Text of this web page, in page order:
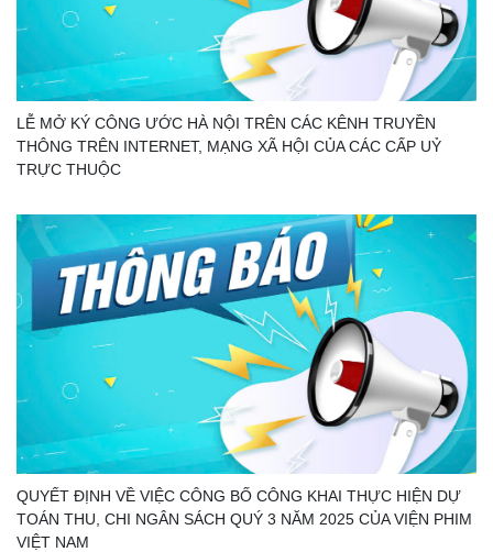
LỄ MỞ KÝ CÔNG ƯỚC HÀ NỘI TRÊN CÁC KÊNH TRUYỀN
THÔNG TRÊN INTERNET, MẠNG XÃ HỘI CỦA CÁC CẤP UỶ
TRỰC THUỘC
QUYẾT ĐỊNH VỀ VIỆC CÔNG BỐ CÔNG KHAI THỰC HIỆN DỰ
TOÁN THU, CHI NGÂN SÁCH QUÝ 3 NĂM 2025 CỦA VIỆN PHIM
VIỆT NAM